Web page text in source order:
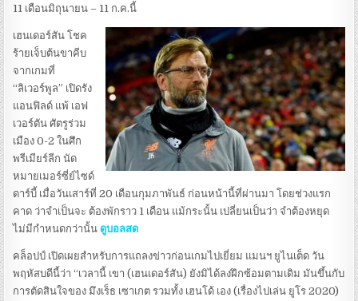
11 เดือนมิถุนายน – 11 ก.ค.นี้
เฮนเดอร์สัน โชค
ร้ายเจ็บต้นขาคีบ
จากเกมที่
“ลิเวอร์พูล” เปิดรัง
แอนฟิลด์ แพ้ เอฟ
เวอร์ตัน ศัตรูร่วม
เมือง 0-2 ในศึก
พรีเมียร์ลีก นัด
หมายเมอร์ซี่ย์ไซด์
ดาร์บี้ เมื่อวันเสาร์ที่ 20 เดือนกุมภาพันธ์ ก่อนหน้านี้ที่ผ่านมา โดยช่วงแรก
คาด ว่าจำเป็นจะ ต้องพักราว 1 เดือน แม้กระนั้น เปลี่ยนเป็นว่า จำต้องหยุด
ไม่มีกำหนดกว่านั้น ดูบอลสด
คล็อปป์ เปิดเผยสำหรับการแถลงข่าวก่อนเกมไปเยี่ยม แมนฯ ยูไนเต็ด วัน
พฤหัสบดีนี้ว่า “เวลานี้ เขา (เฮนเดอร์สัน) ยังมิได้ลงฝึกซ้อมตามเดิม มันขึ้นกับ
การตัดสินใจของ มึงเร็ธ เซาเกต รวมทั้ง เฮนโด้ เอง (เรื่องไปเล่น ยูโร 2020)